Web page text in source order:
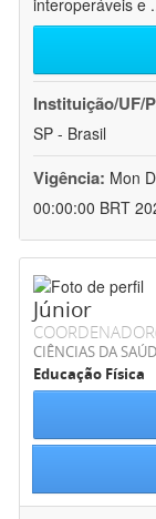
interoperáveis e
Instituição/UF/
SP - Brasil
Vigência: Mon
00:00:00 BRT
Júnior
CIÊNCIAS DA
Educação Física